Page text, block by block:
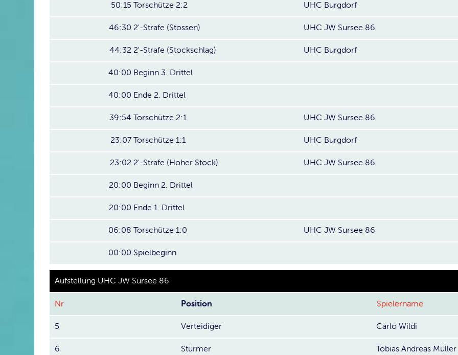
50:15 Torschütze 2:2 UHC Burgdorf
46:30 2'-Strafe (Stossen) UHC JW Sursee 86
44:32 2'-Strafe (Stockschlag) UHC Burgdorf
40:00 Beginn 3. Drittel
40:00 Ende 2. Drittel
39:54 Torschütze 2:1 UHC JW Sursee 86
23:07 Torschütze 1:1 UHC Burgdorf
23:02 2'-Strafe (Hoher Stock) UHC JW Sursee 86
20:00 Beginn 2. Drittel
20:00 Ende 1. Drittel
06:08 Torschütze 1:0 UHC JW Sursee 86
00:00 Spielbeginn
Aufstellung UHC JW Sursee 86
Nr Position Spielername
5 Verteidiger Carlo Wildi
6 Stürmer Tobias Andreas Müller